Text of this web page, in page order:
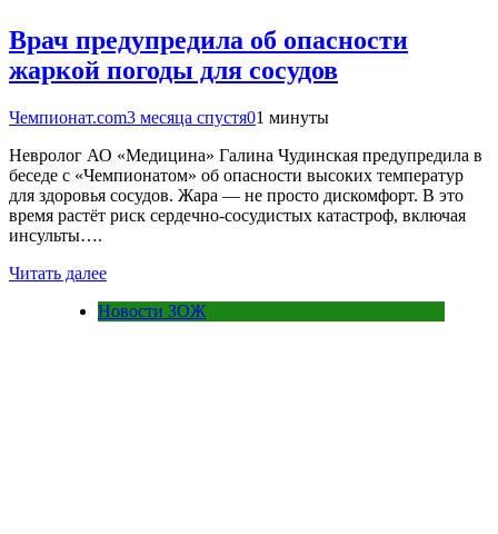
Врач предупредила об опасности
жаркой погоды для сосудов
Чемпионат.com3 месяца спустя01 минуты
Невролог АО «Медицина» Галина Чудинская предупредила в
беседе с «Чемпионатом» об опасности высоких температур
для здоровья сосудов. Жара — не просто дискомфорт. В это
время растёт риск сердечно-сосудистых катастроф, включая
инсульты….
Читать далее
Новости ЗОЖ